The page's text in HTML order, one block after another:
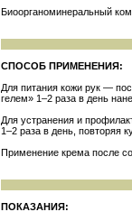
Биоорганоминеральный
СПОСОБ ПРИМЕНЕНИЯ:
Для питания кожи рук —
гелем» 1–2 раза в день
Для устранения и
1–2 раза в день, повторяя
Применение крема после
ПОКАЗАНИЯ: